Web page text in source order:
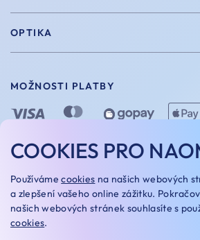
Sportovní brýle
Vintage brýle
Doplňky
Velikosti
Vrácení a výměna
Doprava a platba
Naome+
OPTIKA
O nás
Naše optiky
Kariera
MOŽNOSTI PLATBY
MOŽNOSTI DOPRAVY
COOKIES PRO
Používámecookies na našich webových
a zlepšení vašeho online zážitku.
našich webových stránek souhlasíte s
cookies.